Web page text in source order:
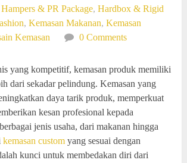
Hampers & PR Package,Hardbox & Rigid
,Kemasan Makanan,Kemasan
Kemasan 0 Comments
yang kompetitif, kemasan produk memiliki
dari sekadar pelindung. Kemasan yang
daya tarik produk, memperkuat
kesan profesional kepada
jenis usaha, dari makanan hingga
kemasan custom yang sesuai dengan
kunci untuk membedakan diri dari